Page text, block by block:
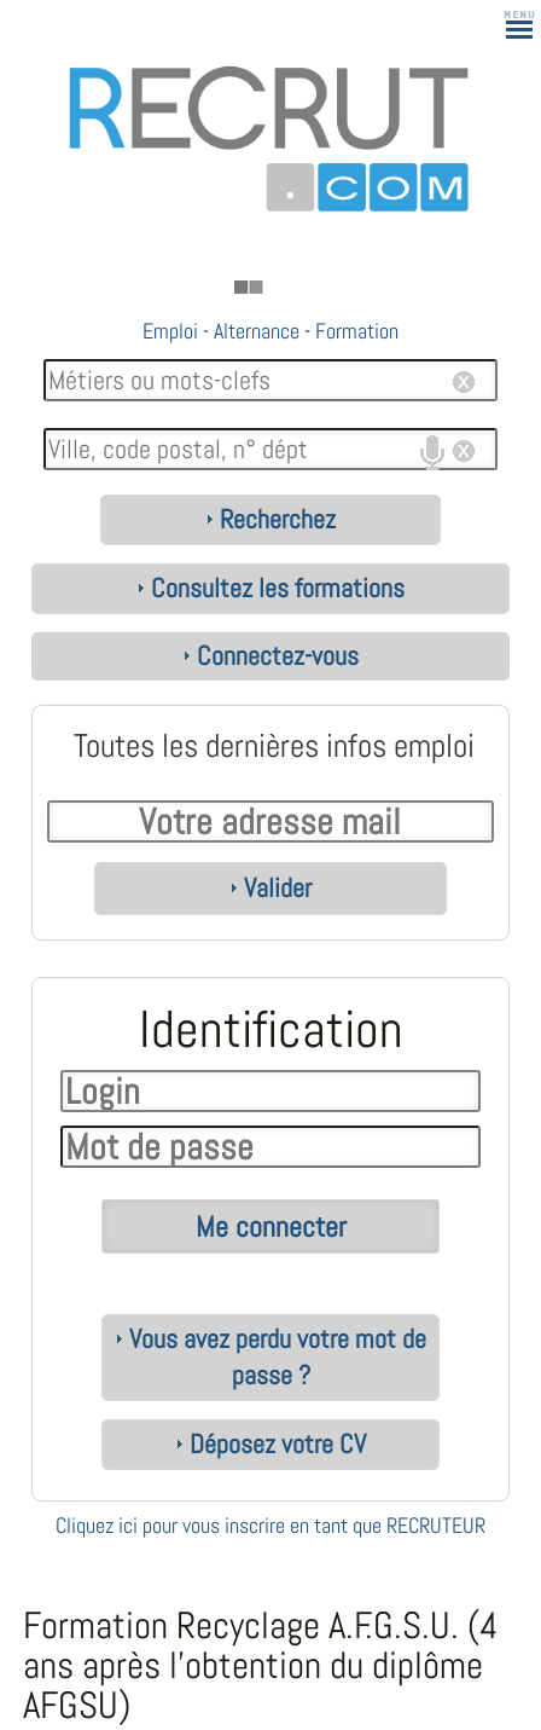
Emploi -Alternance - Formation
Recherchez
Consultez les formations
Connectez-vous
Toutes les dernières infos emploi
Valider
Identification
Vous avez perdu votre mot de
passe ?
Déposez votre CV
Cliquez ici pour vous inscrire en tant que RECRUTEUR
Formation Recyclage A.F.G.S.U. (4
ans après l'obtention du diplôme
AFGSU)